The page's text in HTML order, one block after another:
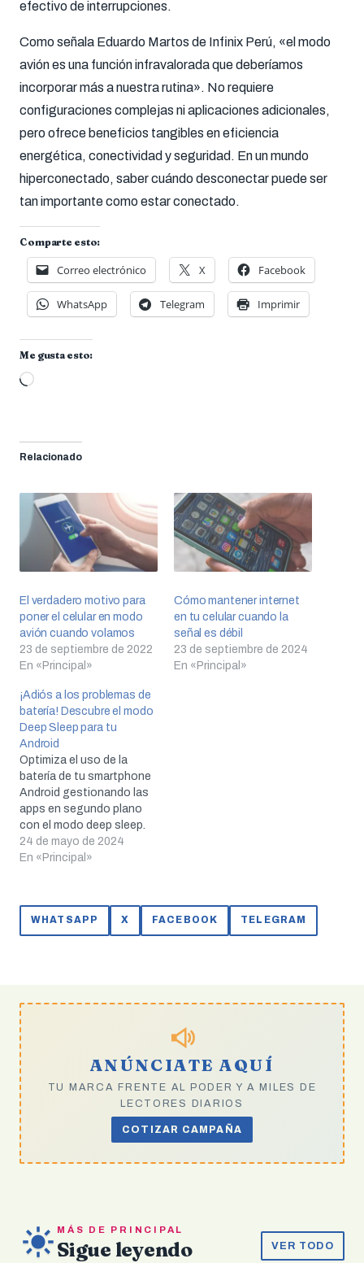
efectivo de interrupciones.
Como señala Eduardo Martos de Infinix Perú, «el modo
avión es una función infravalorada que deberíamos
incorporar más a nuestra rutina». No requiere
configuraciones complejas ni aplicaciones adicionales,
pero ofrece beneficios tangibles en eficiencia
energética, conectividad y seguridad. En un mundo
hiperconectado, saber cuándo desconectar puede ser
tan importante como estar conectado.
Comparte esto:
Correo electrónico X Facebook
WhatsApp Telegram Imprimir
Me gusta esto:
Cargando...
Relacionado
El verdadero motivo para
poner el celular en modo
avión cuando volamos
23 de septiembre de 2022
En «Principal»
Cómo mantener internet
en tu celular cuando la
señal es débil
23 de septiembre de 2024
En «Principal»
¡Adiós a los problemas de
batería! Descubre el modo
Deep Sleep para tu
Android
Optimiza el uso de la
batería de tu smartphone
Android gestionando las
apps en segundo plano
con el modo deep sleep.
24 de mayo de 2024
En «Principal»
WHATSAPP X FACEBOOK TELEGRAM
ANÚNCIATE AQUÍ
TU MARCA FRENTE AL PODER Y A MILES DE
LECTORES DIARIOS
COTIZAR CAMPAÑA
MÁS DE PRINCIPAL
Sigue leyendo VER TODO